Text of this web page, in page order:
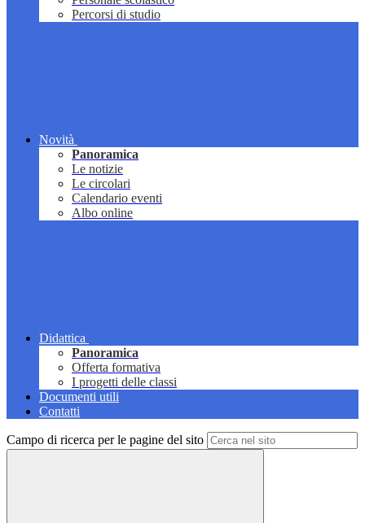
Percorsi di studio
Novità
Panoramica
Le notizie
Le circolari
Calendario eventi
Albo online
Didattica
Panoramica
Offerta formativa
I progetti delle classi
Documenti utili
Contatti
Campo di ricerca per le pagine del sito